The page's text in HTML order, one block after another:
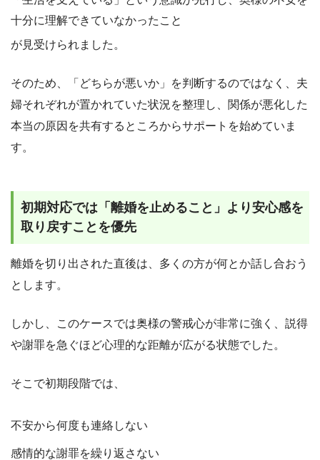
十分に理解できていなかったこと
が見受けられました。
そのため、「どちらが悪いか」を判断するのではなく、夫
婦それぞれが置かれていた状況を整理し、関係が悪化した
本当の原因を共有するところからサポートを始めていま
す。
初期対応では「離婚を止めること」より安心感を
取り戻すことを優先
離婚を切り出された直後は、多くの方が何とか話し合おう
とします。
しかし、このケースでは奥様の警戒心が非常に強く、説得
や謝罪を急ぐほど心理的な距離が広がる状態でした。
そこで初期段階では、
不安から何度も連絡しない
感情的な謝罪を繰り返さない